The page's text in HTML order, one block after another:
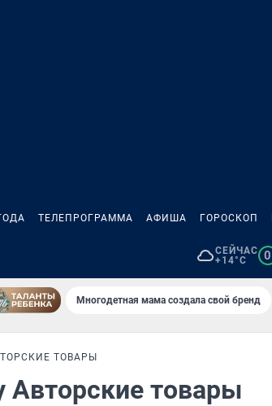
ТЕЛЕПРОГРАММА АФИША ГОРОСКОП
СЕЙЧАС
+14°C
0
Многодетная мама создала свой бренд
ТОВАРЫ
Авторские товары